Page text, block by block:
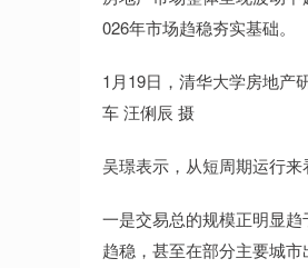
026年市场趋稳夯实基础。
1月19日，清华大学房地产
车 汪俐辰 摄
吴璟表示，从短周期运行来
一是交易总的规模正明显
趋稳，甚至在部分主要城